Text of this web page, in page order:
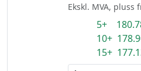
Ekskl. MVA, pluss
5+
10+
15+